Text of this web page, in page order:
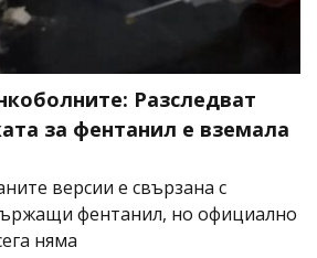
Разследват
за фентанил е вземала
версии е свързана с
фентанил, но официално
няма